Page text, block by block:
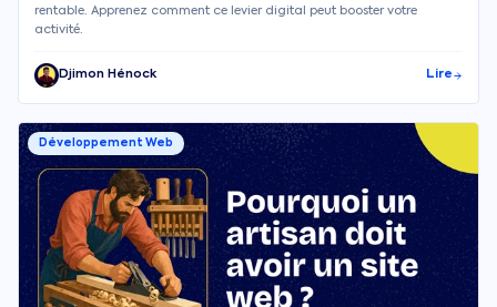
rentable. Apprenez comment ce levier digital peut booster votre
activité.
Djimon Hénock Lire
Développement Web